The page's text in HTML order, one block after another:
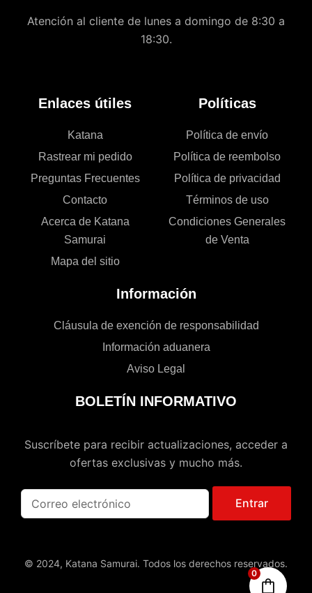
Atención al cliente de lunes a domingo de 8:30 a
18:30.
Enlaces útiles
Katana
Rastrear mi pedido
Preguntas Frecuentes
Contacto
Acerca de Katana
Samurai
Mapa del sitio
Políticas
Política de envío
Política de reembolso
Política de privacidad
Términos de uso
Condiciones Generales
de Venta
Información
Cláusula de exención de responsabilidad
Información aduanera
Aviso Legal
BOLETÍN INFORMATIVO
Suscríbete para recibir actualizaciones, acceder a
ofertas exclusivas y mucho más.
Entrar
© 2024, Katana Samurai. Todos los derechos reservados.
0